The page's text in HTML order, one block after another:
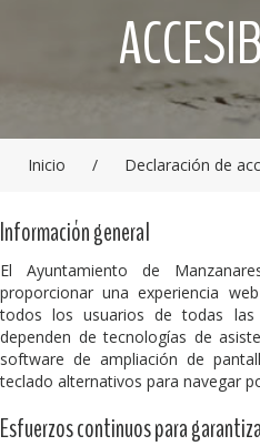
Inicio / Declaración de
Información general
El Ayuntamiento de
proporcionar una experiencia
todos los usuarios de todas las
dependen de tecnologías de
software de ampliación de
teclado alternativos para navegar
Esfuerzos continuos para